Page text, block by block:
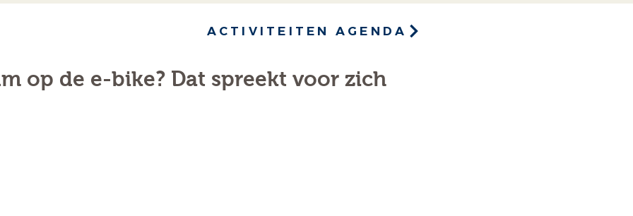
ACTIVITEITEN AGENDA
op de e-bike? Dat spreekt voor zich